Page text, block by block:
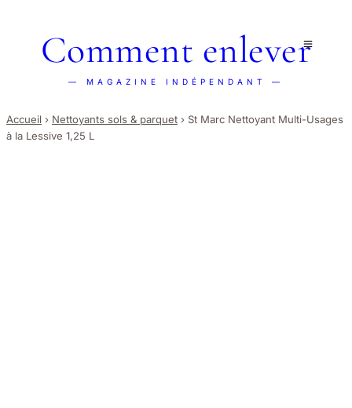
Comment enlever
— MAGAZINE INDÉPENDANT —
Accueil › Nettoyants sols & parquet › St Marc Nettoyant Multi-Usages
à la Lessive 1,25 L